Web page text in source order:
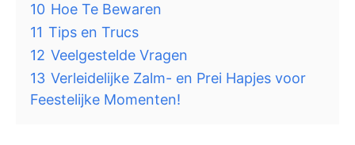
10 Hoe Te Bewaren
11 Tips en Trucs
12 Veelgestelde Vragen
13 Verleidelijke Zalm- en Prei Hapjes voor
Feestelijke Momenten!